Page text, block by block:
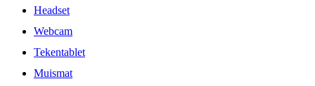
Headset
Webcam
Tekentablet
Muismat